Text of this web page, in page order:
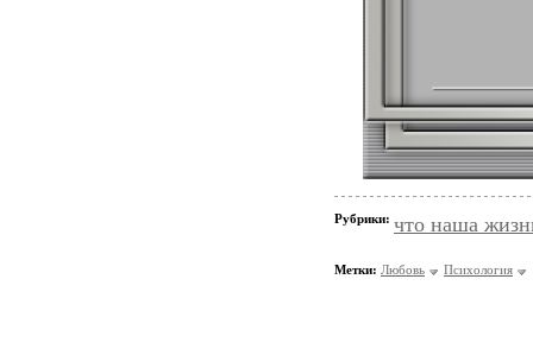
Рубрики: что наша
Метки: Любовь Психология